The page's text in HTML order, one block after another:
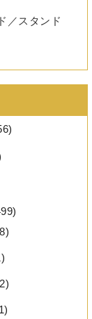
／スタンド